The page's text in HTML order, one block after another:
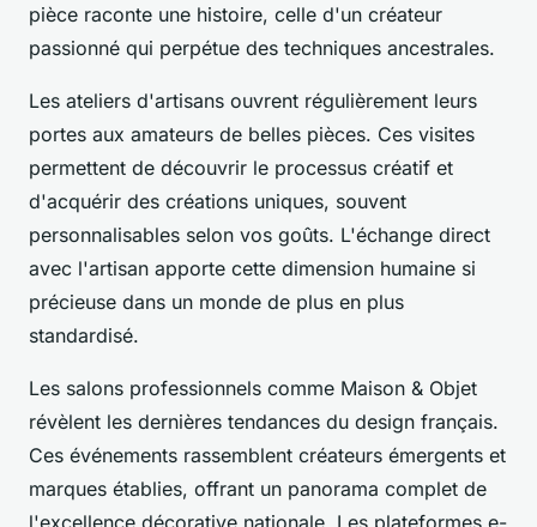
pièce raconte une histoire, celle d'un créateur
passionné qui perpétue des techniques ancestrales.
Les ateliers d'artisans ouvrent régulièrement leurs
portes aux amateurs de belles pièces. Ces visites
permettent de découvrir le processus créatif et
d'acquérir des créations uniques, souvent
personnalisables selon vos goûts. L'échange direct
avec l'artisan apporte cette dimension humaine si
précieuse dans un monde de plus en plus
standardisé.
Les salons professionnels comme Maison & Objet
révèlent les dernières tendances du design français.
Ces événements rassemblent créateurs émergents et
marques établies, offrant un panorama complet de
l'excellence décorative nationale. Les plateformes e-